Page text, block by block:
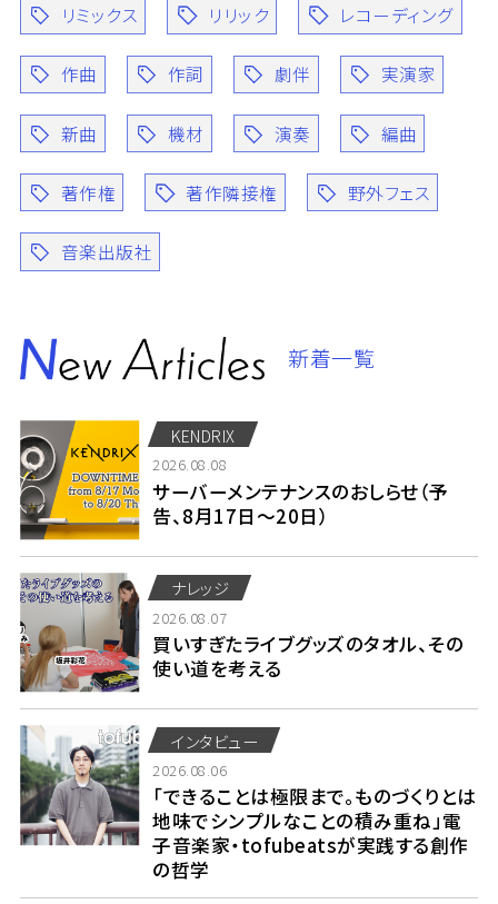
リミックス リリック レコーディング
作曲 作詞 劇伴 実演家
新曲 機材 演奏 編曲
著作権 著作隣接権 野外フェス
音楽出版社
新着一覧
KENDRIX
2026.08.08
サーバーメンテナンスのおしらせ（予
告、8月17日～20日）
ナレッジ
2026.08.07
買いすぎたライブグッズのタオル、その
使い道を考える
インタビュー
2026.08.06
「できることは極限まで。ものづくりとは
地味でシンプルなことの積み重ね」電
子音楽家・tofubeatsが実践する創作
の哲学